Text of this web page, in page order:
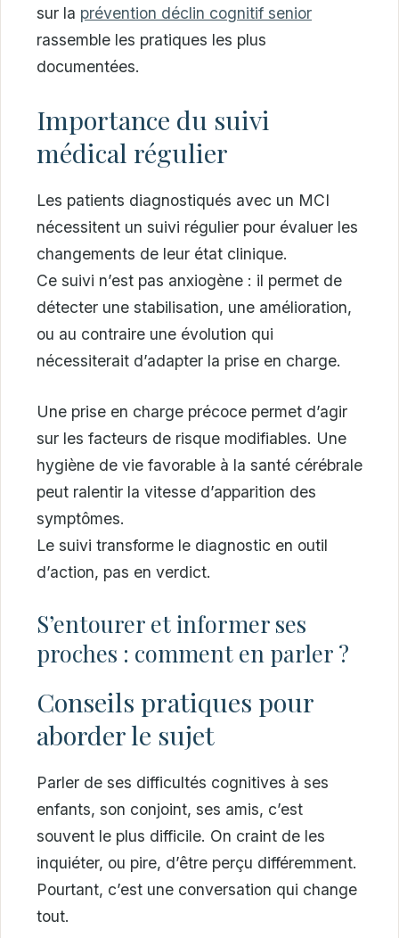
sur la prévention déclin cognitif senior
rassemble les pratiques les plus
documentées.
Importance du suivi
médical régulier
Les patients diagnostiqués avec un MCI
nécessitent un suivi régulier pour évaluer les
changements de leur état clinique.
Ce suivi n’est pas anxiogène : il permet de
détecter une stabilisation, une amélioration,
ou au contraire une évolution qui
nécessiterait d’adapter la prise en charge.
Une prise en charge précoce permet d’agir
sur les facteurs de risque modifiables. Une
hygiène de vie favorable à la santé cérébrale
peut ralentir la vitesse d’apparition des
symptômes.
Le suivi transforme le diagnostic en outil
d’action, pas en verdict.
S’entourer et informer ses
proches : comment en parler ?
Conseils pratiques pour
aborder le sujet
Parler de ses difficultés cognitives à ses
enfants, son conjoint, ses amis, c’est
souvent le plus difficile. On craint de les
inquiéter, ou pire, d’être perçu différemment.
Pourtant, c’est une conversation qui change
tout.